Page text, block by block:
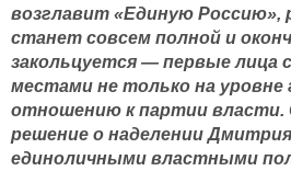
возглавит «Единую Россию»,
станет совсем полной и
закольцуется — первые
местами не только на уровне
отношению к партии власти.
решение о наделении
единоличными властными